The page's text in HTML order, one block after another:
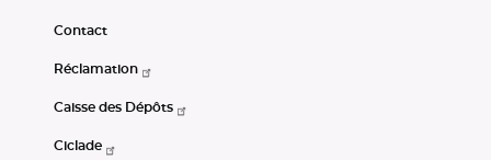
Contact
Réclamation
Caisse des Dépôts
Ciclade